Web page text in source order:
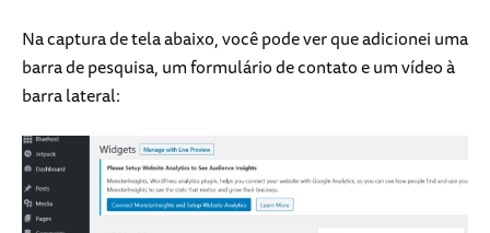
Na captura de tela abaixo, você pode ver que adicionei uma
barra de pesquisa, um formulário de contato e um vídeo à
barra lateral: